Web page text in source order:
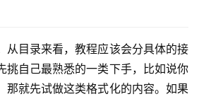
从目录来看，教程应该会分具体的接
挑自己最熟悉的一类下手，比如说你
那就先试做这类格式化的内容。如果